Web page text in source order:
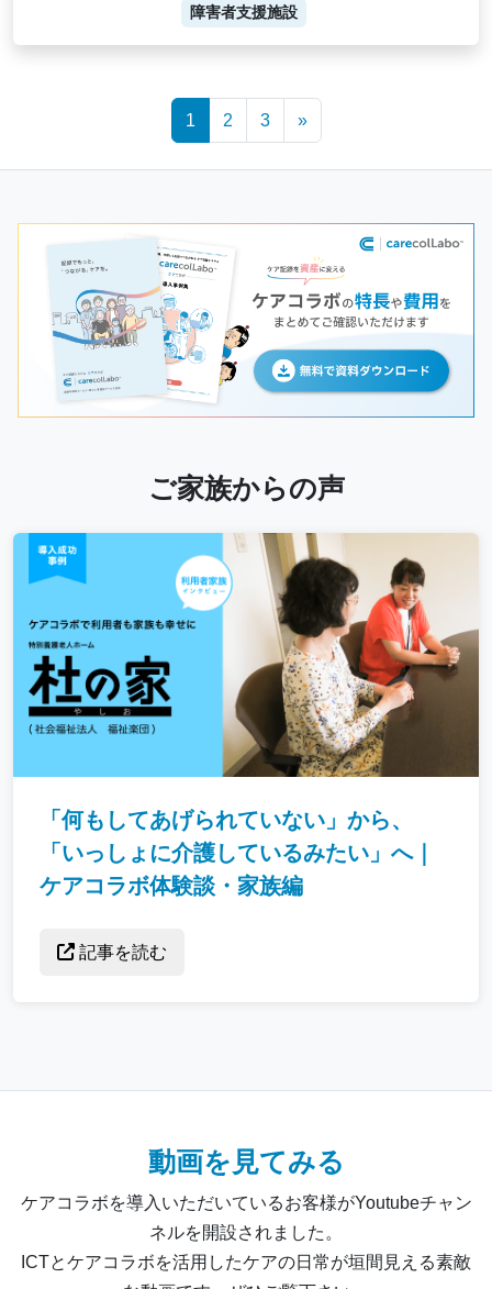
障害者支援施設
1 2 3 »
ご家族からの声
「何もしてあげられていない」から、
「いっしょに介護しているみたい」へ｜
ケアコラボ体験談・家族編
記事を読む
動画を見てみる
ケアコラボを導入いただいているお客様がYoutubeチャン
ネルを開設されました。
ICTとケアコラボを活用したケアの日常が垣間見える素敵